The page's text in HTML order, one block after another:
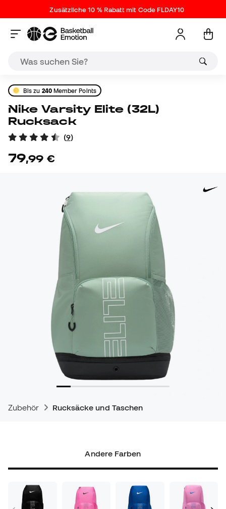
Zusätzliche 10 % Rabatt mit Code FLDAY10
Bis zu 240Member Points
Nike Varsity Elite (32L)
Rucksack
(9)
79,99 €
Zubehör Rucksäcke und Taschen
Andere Farben